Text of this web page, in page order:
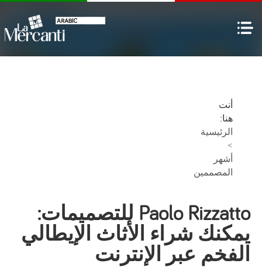
أنت
هنا:
الرئيسية
>
أشهر
المصممين
Paolo Rizzatto للتصميمات:
يمكنك شراء الأثاث الإيطالي
الفخم عبر الإنترنت